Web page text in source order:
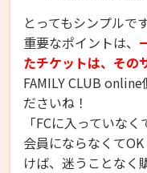
とってもシンプルで
重要なポイントは、
たチケットは、その
FAMILY CLUB
ださいね！
「FCに入っていな
会員にならなくて
けば、迷うことなく